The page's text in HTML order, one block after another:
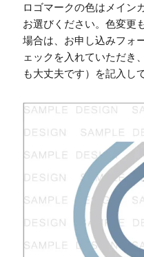
ロゴマークの色はメイン
お選びください。色変更
場合は、お申し込みフォ
ェックを入れていただき
も大丈夫です）を記入し